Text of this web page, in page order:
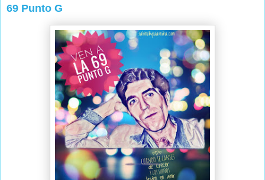
69 Punto G